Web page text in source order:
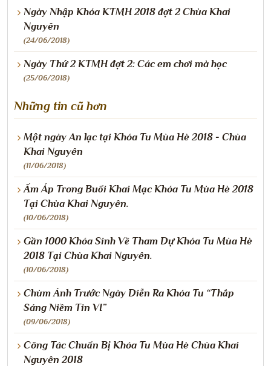
Ngày Nhập Khóa KTMH 2018 đợt 2 Chùa Khai
Nguyên
(24/06/2018)
Ngày Thứ 2 KTMH đợt 2: Các em chơi mà học
(25/06/2018)
Những tin cũ hơn
Một ngày An lạc tại Khóa Tu Mùa Hè 2018 - Chùa
Khai Nguyên
(11/06/2018)
Ấm Áp Trong Buổi Khai Mạc Khóa Tu Mùa Hè 2018
Tại Chùa Khai Nguyên.
(10/06/2018)
Gần 1000 Khóa Sinh Về Tham Dự Khóa Tu Mùa Hè
2018 Tại Chùa Khai Nguyên.
(10/06/2018)
Chùm Ảnh Trước Ngày Diễn Ra Khóa Tu “Thắp
Sáng Niềm Tin VI”
(09/06/2018)
Công Tác Chuẩn Bị Khóa Tu Mùa Hè Chùa Khai
Nguyên 2018